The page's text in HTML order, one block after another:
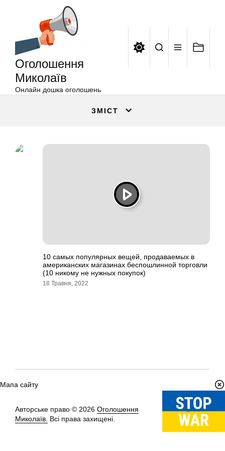
Оголошення
Миколаїв
Онлайн дошка оголошень
ЗМІСТ
10 самых популярных вещей, продаваемых в
американских магазинах беспошлинной торговли
(10 никому не нужных покупок)
18 Травня, 2022
Мапа сайту
Авторське право © 2026 Оголошення
Миколаїв. Всі права захищені.
Вгору